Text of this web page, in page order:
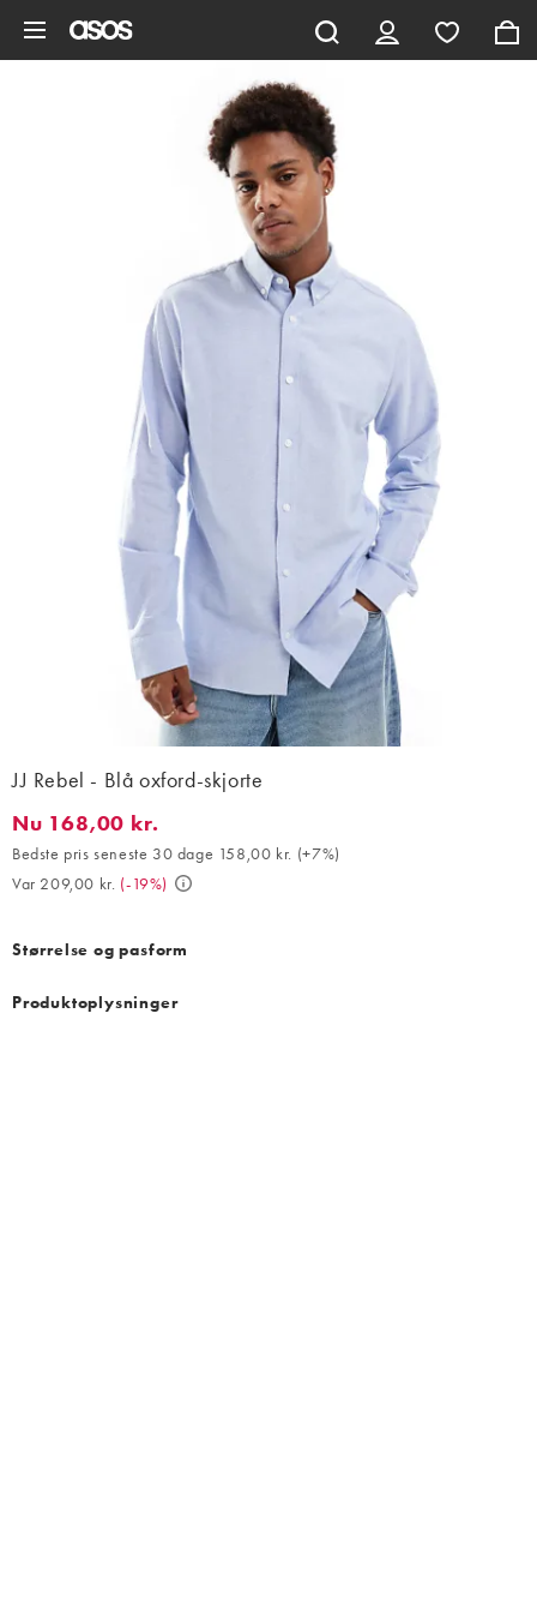
JJ Rebel - Blå oxford-skjorte
Nu 168,00 kr.. Bedste pris seneste 30 dage 158,00 kr. (+7%).
Nu 168,00 kr.
Bedste pris seneste 30 dage 158,00 kr. (+7%)
Var 209,00 kr. (-19%)
Størrelse og pasform
Produktoplysninger